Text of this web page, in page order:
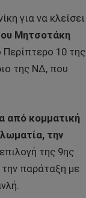
για να κλείσει
Μητσοτάκη
10 της
της ΝΔ, που
από κομματική
την
επιλογή της 9ης
παράταξη με